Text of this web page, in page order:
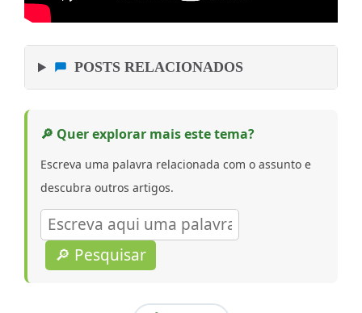
POSTS RELACIONADOS
🔎 Quer explorar mais este tema?
Escreva uma palavra relacionada com o assunto e
descubra outros artigos.
🔎 Pesquisar